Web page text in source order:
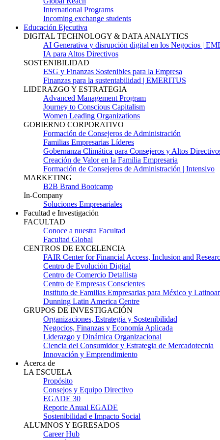
International Programs
Incoming exchange students
Educación Ejecutiva
DIGITAL TECHNOLOGY & DATA ANALYTICS
AI Generativa y disrupción digital en los Negocios |
IA para Altos Directivos
SOSTENIBILIDAD
ESG y Finanzas Sostenibles para la Empresa
Finanzas para la sustentabilidad | EMERITUS
LIDERAZGO Y ESTRATEGIA
Advanced Management Program
Journey to Conscious Capitalism
Women Leading Organizations
GOBIERNO CORPORATIVO
Formación de Consejeros de Administración
Familias Empresarias Líderes
Gobernanza Climática para Consejeros y Altos
Creación de Valor en la Familia Empresaria
Formación de Consejeros de Administración | Intensivo
MARKETING
B2B Brand Bootcamp
In-Company
Soluciones Empresariales
Facultad e Investigación
FACULTAD
Conoce a nuestra Facultad
Facultad Global
CENTROS DE EXCELENCIA
FAIR Center for Financial Access, Inclusion and
Centro de Evolución Digital
Centro de Comercio Detallista
Centro de Empresas Conscientes
Instituto de Familias Empresarias para México y
Dunning Latin America Centre
GRUPOS DE INVESTIGACIÓN
Organizaciones, Estrategia y Sostenibilidad
Negocios, Finanzas y Economía Aplicada
Liderazgo y Dinámica Organizacional
Ciencia del Consumidor y Estrategia de Mercadotecnia
Innovación y Emprendimiento
Acerca de
LA ESCUELA
Propósito
Consejos y Equipo Directivo
EGADE 30
Reporte Anual EGADE
Sostenibilidad e Impacto Social
ALUMNOS Y EGRESADOS
Career Hub